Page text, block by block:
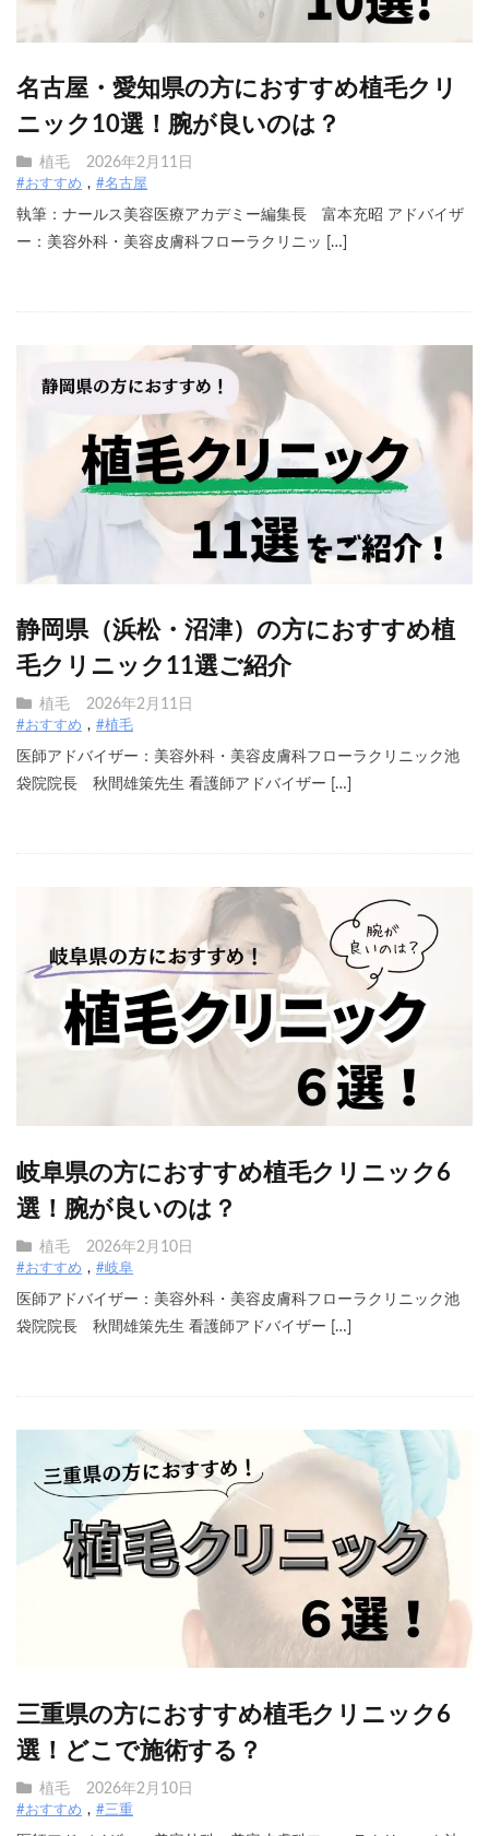
名古屋・愛知県の方におすすめ植毛クリ
ニック10選！腕が良いのは？
植毛 2026年2月11日
#おすすめ #名古屋
執筆：ナールス美容医療アカデミー編集長 富本充昭 アドバイザ
ー：美容外科・美容皮膚科フローラクリニッ […]
静岡県（浜松・沼津）の方におすすめ植
毛クリニック11選ご紹介
植毛 2026年2月11日
#おすすめ #植毛
医師アドバイザー：美容外科・美容皮膚科フローラクリニック池
袋院院長 秋間雄策先生 看護師アドバイザー […]
岐阜県の方におすすめ植毛クリニック6
選！腕が良いのは？
植毛 2026年2月10日
#おすすめ #岐阜
医師アドバイザー：美容外科・美容皮膚科フローラクリニック池
袋院院長 秋間雄策先生 看護師アドバイザー […]
三重県の方におすすめ植毛クリニック6
選！どこで施術する？
植毛 2026年2月10日
#おすすめ #三重